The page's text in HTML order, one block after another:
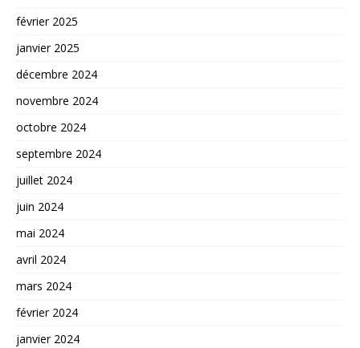
février 2025
janvier 2025
décembre 2024
novembre 2024
octobre 2024
septembre 2024
juillet 2024
juin 2024
mai 2024
avril 2024
mars 2024
février 2024
janvier 2024